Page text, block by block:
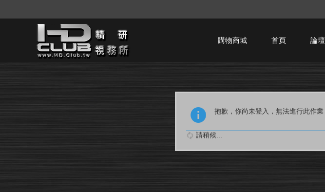
購物商城 首頁 論壇
抱歉，你尚未登入，無法進行此作業
請稍候...